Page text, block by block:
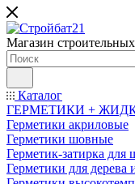
Магазин
Каталог
ГЕРМЕТИКИ +
Герметики акриловые
Герметики шовные
Герметик-затирка для
Герметики для дерева